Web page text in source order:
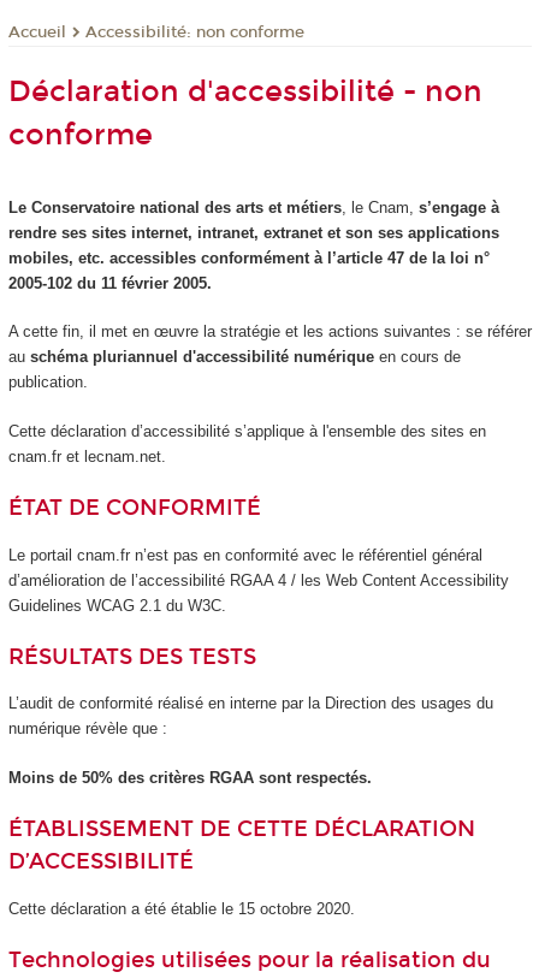
Accueil Accessibilité: non conforme
Déclaration d'accessibilité - non
conforme
Le Conservatoire national des arts et métiers, le Cnam, s’engage à
rendre ses sites internet, intranet, extranet et son ses applications
mobiles, etc. accessibles conformément à l’article 47 de la loi n°
2005-102 du 11 février 2005.
A cette fin, il met en œuvre la stratégie et les actions suivantes : se référer
au schéma pluriannuel d'accessibilité numériqueen cours de
publication.
Cette déclaration d’accessibilité s’applique à l'ensemble des sites en
cnam.fr et lecnam.net.
ÉTAT DE CONFORMITÉ
Le portail cnam.fr n’est pas en conformité avec le référentiel général
d’amélioration de l’accessibilité RGAA 4 / les Web Content Accessibility
Guidelines WCAG 2.1 du W3C.
RÉSULTATS DES TESTS
L’audit de conformité réalisé en interne par la Direction des usages du
numérique révèle que :
Moins de 50% des critères RGAA sont respectés.
ÉTABLISSEMENT DE CETTE DÉCLARATION
D’ACCESSIBILITÉ
Cette déclaration a été établie le 15 octobre 2020.
Technologies utilisées pour la réalisation du